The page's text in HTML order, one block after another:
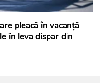
pleacă în vacanță
în leva dispar din